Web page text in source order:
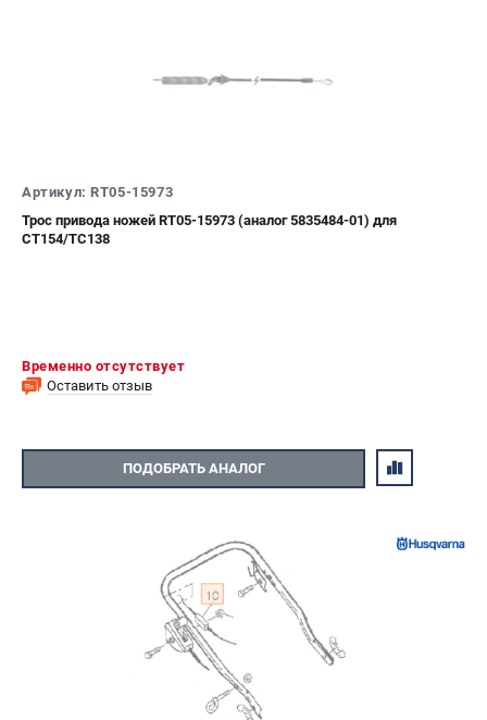
Артикул: RT05-15973
Трос привода ножей RT05-15973 (аналог 5835484-01) для
CT154/TC138
Временно отсутствует
Оставить отзыв
ПОДОБРАТЬ АНАЛОГ